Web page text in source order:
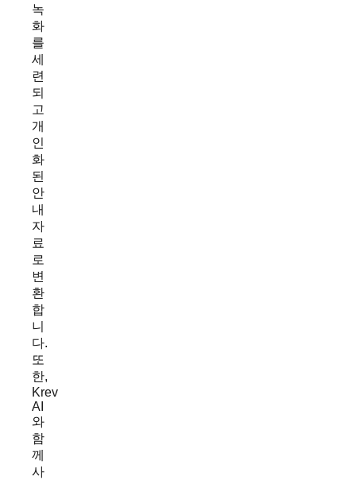
녹
화
를
세
련
되
고
개
인
화
된
안
내
자
료
로
변
환
합
니
다.
또
한,
Krev
AI
와
함
께
사